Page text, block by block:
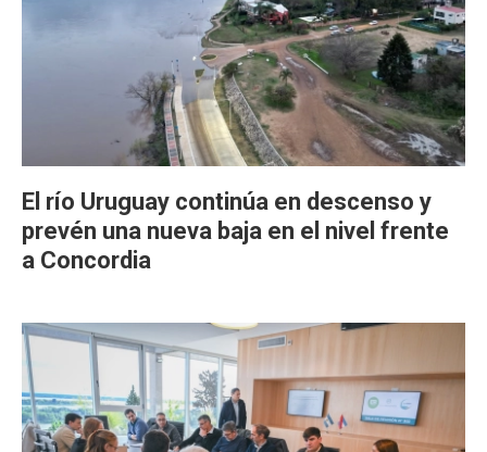
El río Uruguay continúa en descenso y
prevén una nueva baja en el nivel frente
a Concordia